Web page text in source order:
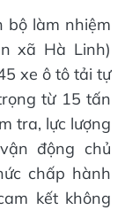
bộ làm nhiệm
xã Hà Linh)
xe ô tô tải tự
từ 15 tấn
tra, lực lượng
động chủ
chấp hành
kết không